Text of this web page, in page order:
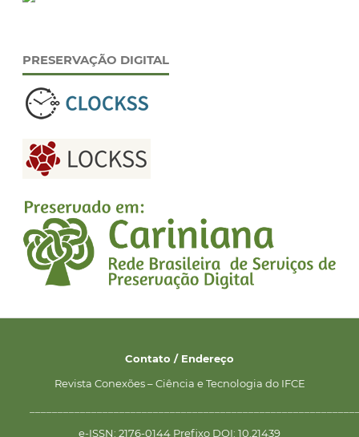
PRESERVAÇÃO DIGITAL
Contato / Endereço
Revista Conexões – Ciência e Tecnologia do IFCE
e-ISSN: 2176-0144 Prefixo DOI: 10.21439